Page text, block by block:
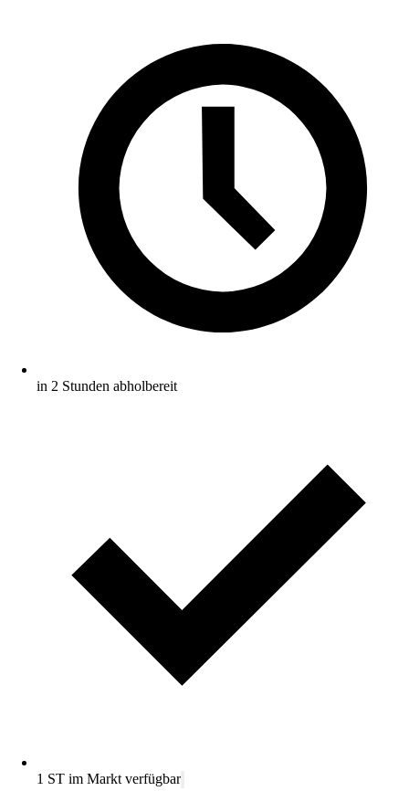
in 2 Stunden abholbereit
1 ST im Markt verfügbar